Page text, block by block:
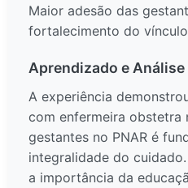
Maior adesão das
fortalecimento do
Aprendizado e
A experiência
com enfermeira obstetra
gestantes no PNAR é
integralidade do
a importância da